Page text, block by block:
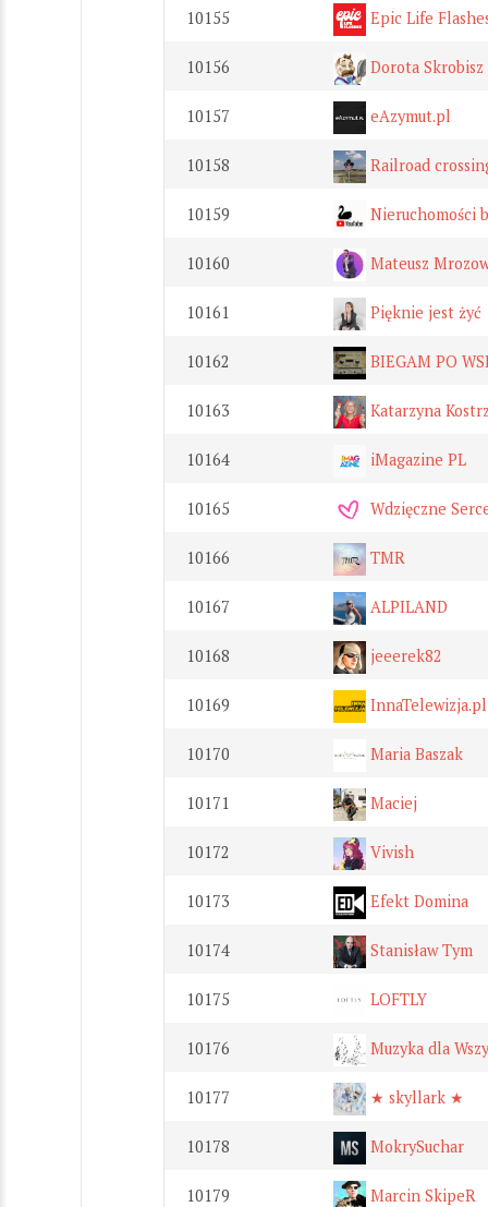
10155 Epic Life
10156 Dorota Skrobisz
10157 eAzymut.pl
10158 Railroad
10159 Nieruchomości
10160 Mateusz
10161 Pięknie jest żyć
10162 BIEGAM PO
10163 Katarzyna
10164 iMagazine PL
10165 Wdzięczne
10166 TMR
10167 ALPILAND
10168 jeeerek82
10169 InnaTelewizja.pl
10170 Maria Baszak
10171 Maciej
10172 Vivish
10173 Efekt Domina
10174 Stanisław Tym
10175 LOFTLY
10176 Muzyka dla
10177 ★ skyllark ★
10178 MokrySuchar
10179 Marcin SkipeR